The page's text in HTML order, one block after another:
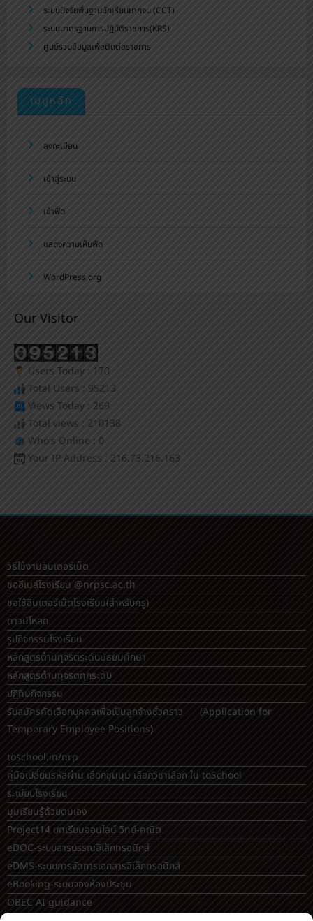
ระบบปัจจัยพื้นฐานนักเรียนยากจน (CCT)
ระบบมาตรฐานการปฏิบัติราชการ(KRS)
ศูนย์รวมข้อมูลเพื่อติดต่อราชการ
เมนูหลัก
ลงทะเบียน
เข้าสู่ระบบ
เข้าฟีด
แสดงความเห็นฟีด
WordPress.org
Our Visitor
Users Today : 170
Total Users : 95213
Views Today : 269
Total views : 210138
Who's Online : 0
Your IP Address : 216.73.216.163
วิธีใช้งานอินเตอร์เน็ต
ขออีเมล์โรงเรียน @nrpsc.ac.th
ขอใช้อินเตอร์เน็ตโรงเรียน(สำหรับครู)
ดาวน์โหลด
รูปกิจกรรมโรงเรียน
หลักสูตรต้านทุจริตระดับมัธยมศึกษา
หลักสูตรต้านทุจริตทุกระดับ
ปฏิทินกิจกรรม
รับสมัครคัดเลือกบุคคลเพื่อเป็นลูกจ้างชั่วคราว (Application for
Temporary Employee Positions)
toschool.in/nrp
คู่มือเปลี่ยนรหัสผ่าน เลือกชุมนุม เลือกวิชาเลือก ใน toSchool
ระเบียบโรงเรียน
มุมเรียนรู้ด้วยตนเอง
Project14 บทเรียนออนไลน์ วิทย์-คณิต
eDOC-ระบบสารบรรณอิเล็กทรอนิกส์
eDMS-ระบบการจัดการเอกสารอิเล็กทรอนิกส์
eBooking-ระบบจองห้องประชุม
OBEC AI guidance